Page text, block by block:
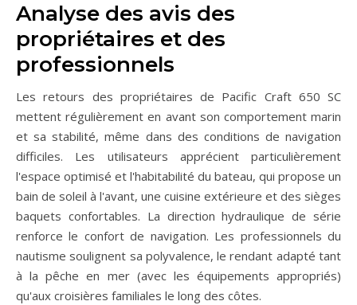
Analyse des avis des
propriétaires et des
professionnels
Les retours des propriétaires de Pacific Craft 650 SC
mettent régulièrement en avant son comportement marin
et sa stabilité, même dans des conditions de navigation
difficiles. Les utilisateurs apprécient particulièrement
l'espace optimisé et l'habitabilité du bateau, qui propose un
bain de soleil à l'avant, une cuisine extérieure et des sièges
baquets confortables. La direction hydraulique de série
renforce le confort de navigation. Les professionnels du
nautisme soulignent sa polyvalence, le rendant adapté tant
à la pêche en mer (avec les équipements appropriés)
qu'aux croisières familiales le long des côtes.